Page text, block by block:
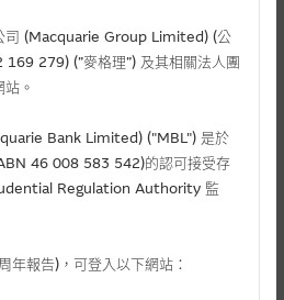
司 (Macquarie Group Limited) (公
279) (”麥格理”) 及其相關法人團
。
Bank Limited) ("MBL") 是於
46 008 583 542)的認可接受存
Regulation Authority 監
年報告)，可登入以下網站：